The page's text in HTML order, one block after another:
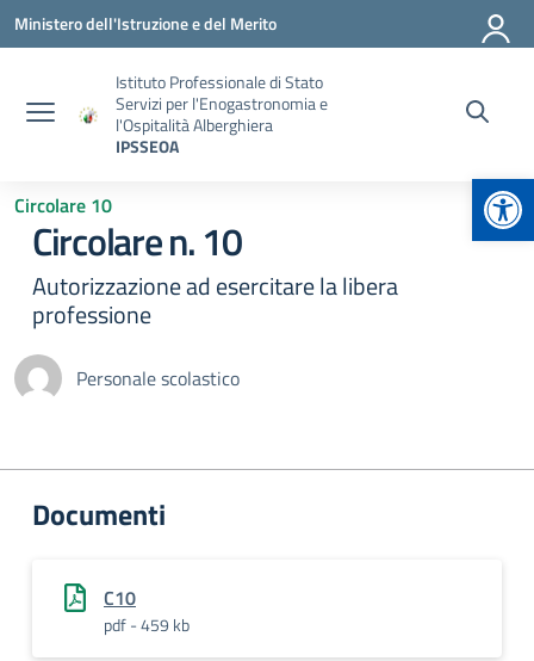
Vai ai contenuti
Vai al menu di navigazione
Vai al footer
Ministero dell'Istruzione e del Merito
Istituto Professionale di Stato
Servizi per l'Enogastronomia e
l'Ospitalità Alberghiera
IPSSEOA
Circolare 10
Circolare n. 10
Autorizzazione ad esercitare la libera
professione
Personale scolastico
Documenti
C10
pdf - 459 kb